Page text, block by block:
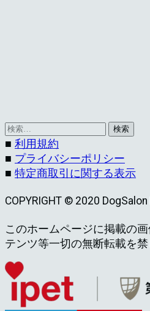
検
索:
■ 利用規約
■ プライバシーポリシー
■ 特定商取引に関する表示
COPYRIGHT © 2020
このホームページに掲載の
テンツ等一切の無断転載を禁